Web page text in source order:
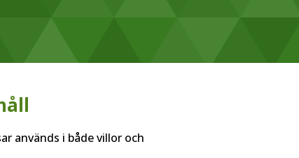
används i både villor och